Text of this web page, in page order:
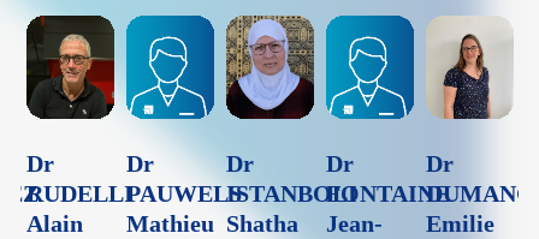
Dr
RUDELLI
Alain
Dr
PAUWELS
Mathieu
Dr
ISTANBOLI
Shatha
Dr
FONTAINE
Jean-
Dr
Emilie